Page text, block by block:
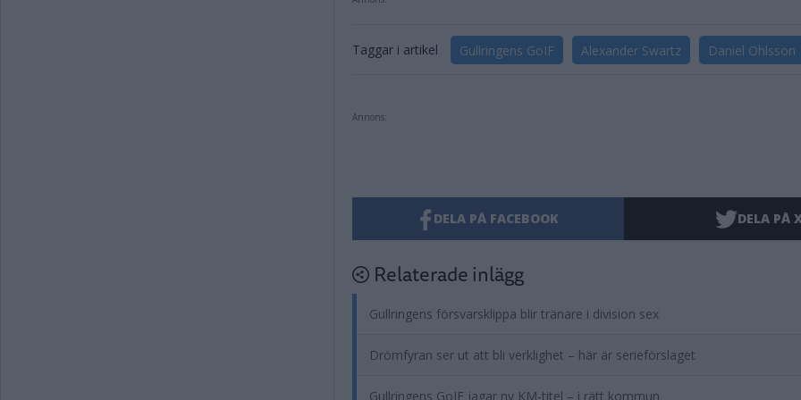
Taggar i artikel Gullringens GoIF Alexander Swartz Daniel Ohlsson
Annons:
DELA PÅ FACEBOOK DELA PÅ
Relaterade inlägg
Gullringens försvarsklippa blir tränare i division sex
Drömfyran ser ut att bli verklighet – här är serieförslaget
Gullringens GoIF jagar ny KM-titel – i rätt kommun